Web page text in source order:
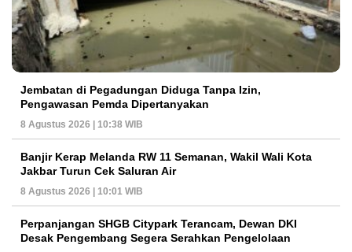
Jembatan di Pegadungan Diduga Tanpa Izin,
Pengawasan Pemda Dipertanyakan
8 Agustus 2026 | 10:38 WIB
Banjir Kerap Melanda RW 11 Semanan, Wakil Wali Kota
Jakbar Turun Cek Saluran Air
8 Agustus 2026 | 10:01 WIB
Perpanjangan SHGB Citypark Terancam, Dewan DKI
Desak Pengembang Segera Serahkan Pengelolaan